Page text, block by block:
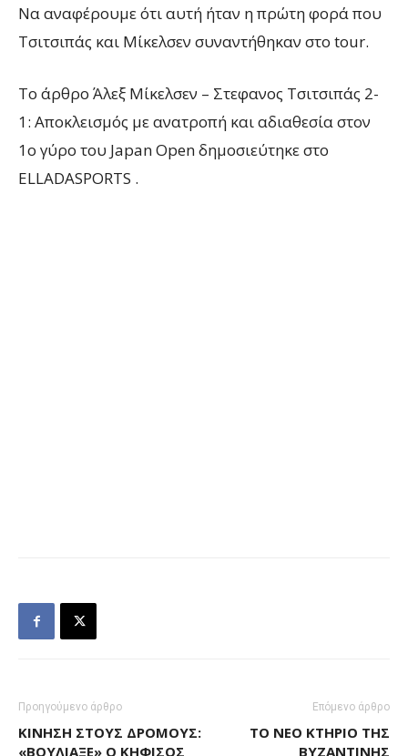
Να αναφέρουμε ότι αυτή ήταν η πρώτη φορά που
Τσιτσιπάς και Μίκελσεν συναντήθηκαν στο tour.
To άρθρο Άλεξ Μίκελσεν – Στεφανος Τσιτσιπάς 2-
1: Αποκλεισμός με ανατροπή και αδιαθεσία στον
1ο γύρο του Japan Open δημοσιεύτηκε στο
ELLADASPORTS .
Προηγούμενο άρθρο
ΚΊΝΗΣΗ ΣΤΟΥΣ ΔΡΌΜΟΥΣ:
«ΒΟΎΛΙΑΞΕ» Ο ΚΗΦΙΣΌΣ
Επόμενο άρθρο
ΤΟ ΝΈΟ ΚΤΉΡΙΟ ΤΗΣ
ΒΥΖΑΝΤΙΝΉΣ